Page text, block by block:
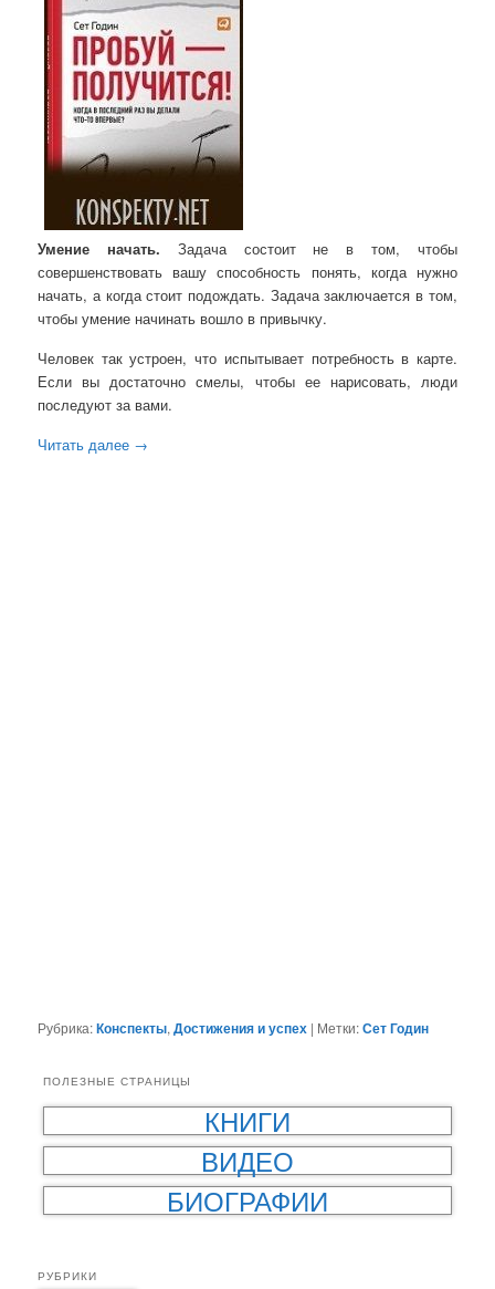
Умение начать. Задача состоит не в том, чтобы
совершенствовать вашу способность понять, когда нужно
начать, а когда стоит подождать. Задача заключается в том,
чтобы умение начинать вошло в привычку.
Человек так устроен, что испытывает потребность в карте.
Если вы достаточно смелы, чтобы ее нарисовать, люди
последуют за вами.
Читать далее →
Рубрика:Конспекты,Достижения и успех | Метки:Сет Годин
ПОЛЕЗНЫЕ СТРАНИЦЫ
КНИГИ
ВИДЕО
БИОГРАФИИ
РУБРИКИ